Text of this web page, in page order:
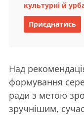
культурні й
Приєднатись
Над
формування
ради з метою
зручнішим,